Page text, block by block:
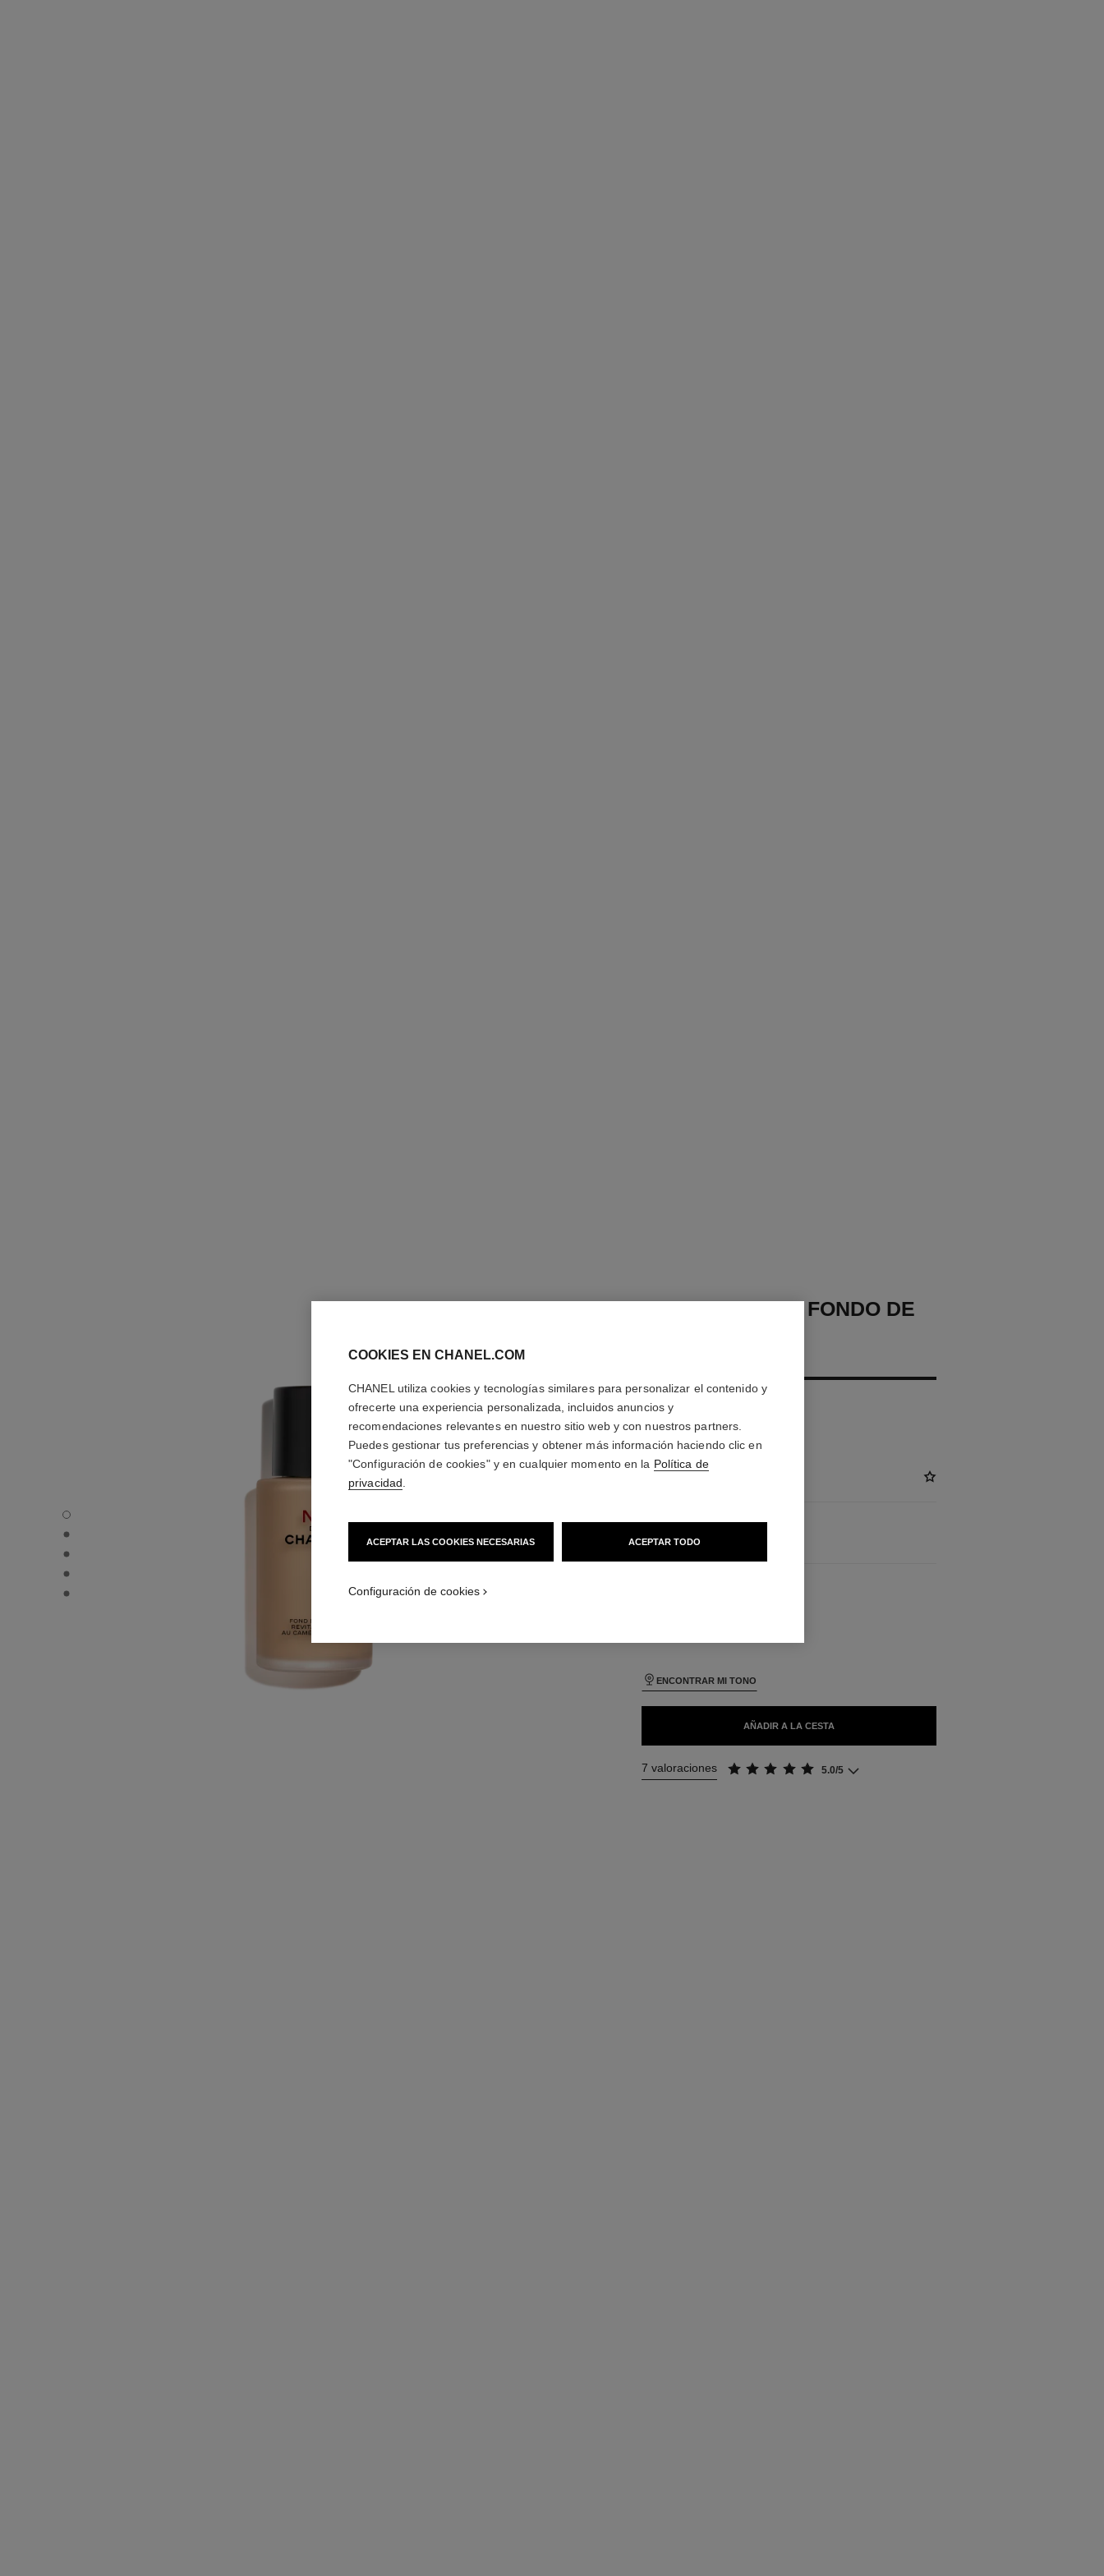
N°1 DE CHANEL FONDO DE MAQUILLAJE REVITALIZANTE - Vista por defecto
N°1 DE CHANEL FONDO DE MAQUILLAJE REVITALIZANTE - Vista alternativa 1
N°1 DE CHANEL FONDO DE MAQUILLAJE REVITALIZANTE - Vista de la textura básica
N°1 DE CHANEL FONDO DE MAQUILLAJE REVITALIZANTE - product.packShot.APPLICATION_VISUAL_1
N°1 DE CHANEL FONDO DE MAQUILLAJE REVITALIZANTE - product.packShot.APPLICATION_VISUAL_2
N°1 DE CHANEL FONDO DE
Ilumina – Hidrata – Protege
Más información
Ref. 145770
TAMAÑO
30 ml
ENCONTRAR MI TONO
AÑADIR A LA CESTA
7 valoraciones 5.0/5
COOKIES EN CHANEL.COM
CHANEL utiliza cookies y tecnologías similares para personalizar el contenido y
ofrecerte una experiencia personalizada, incluidos anuncios y
recomendaciones relevantes en nuestro sitio web y con nuestros partners.
Puedes gestionar tus preferencias y obtener más información haciendo clic en
"Configuración de cookies" y en cualquier momento en la Política de
privacidad
ACEPTAR LAS COOKIES NECESARIAS ACEPTAR TODO
Configuración de cookies